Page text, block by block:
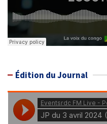
Édition du Journal